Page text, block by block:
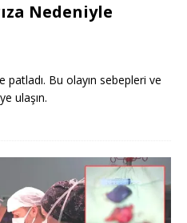
Nedeniyle
patladı. Bu olayın sebepleri ve
ulaşın.